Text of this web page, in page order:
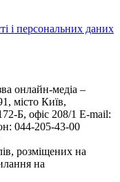
і персональних даних
онлайн-медіа –
місто Київ,
Б, офіс 208/1 E-mail:
044-205-43-00
розміщених на
на